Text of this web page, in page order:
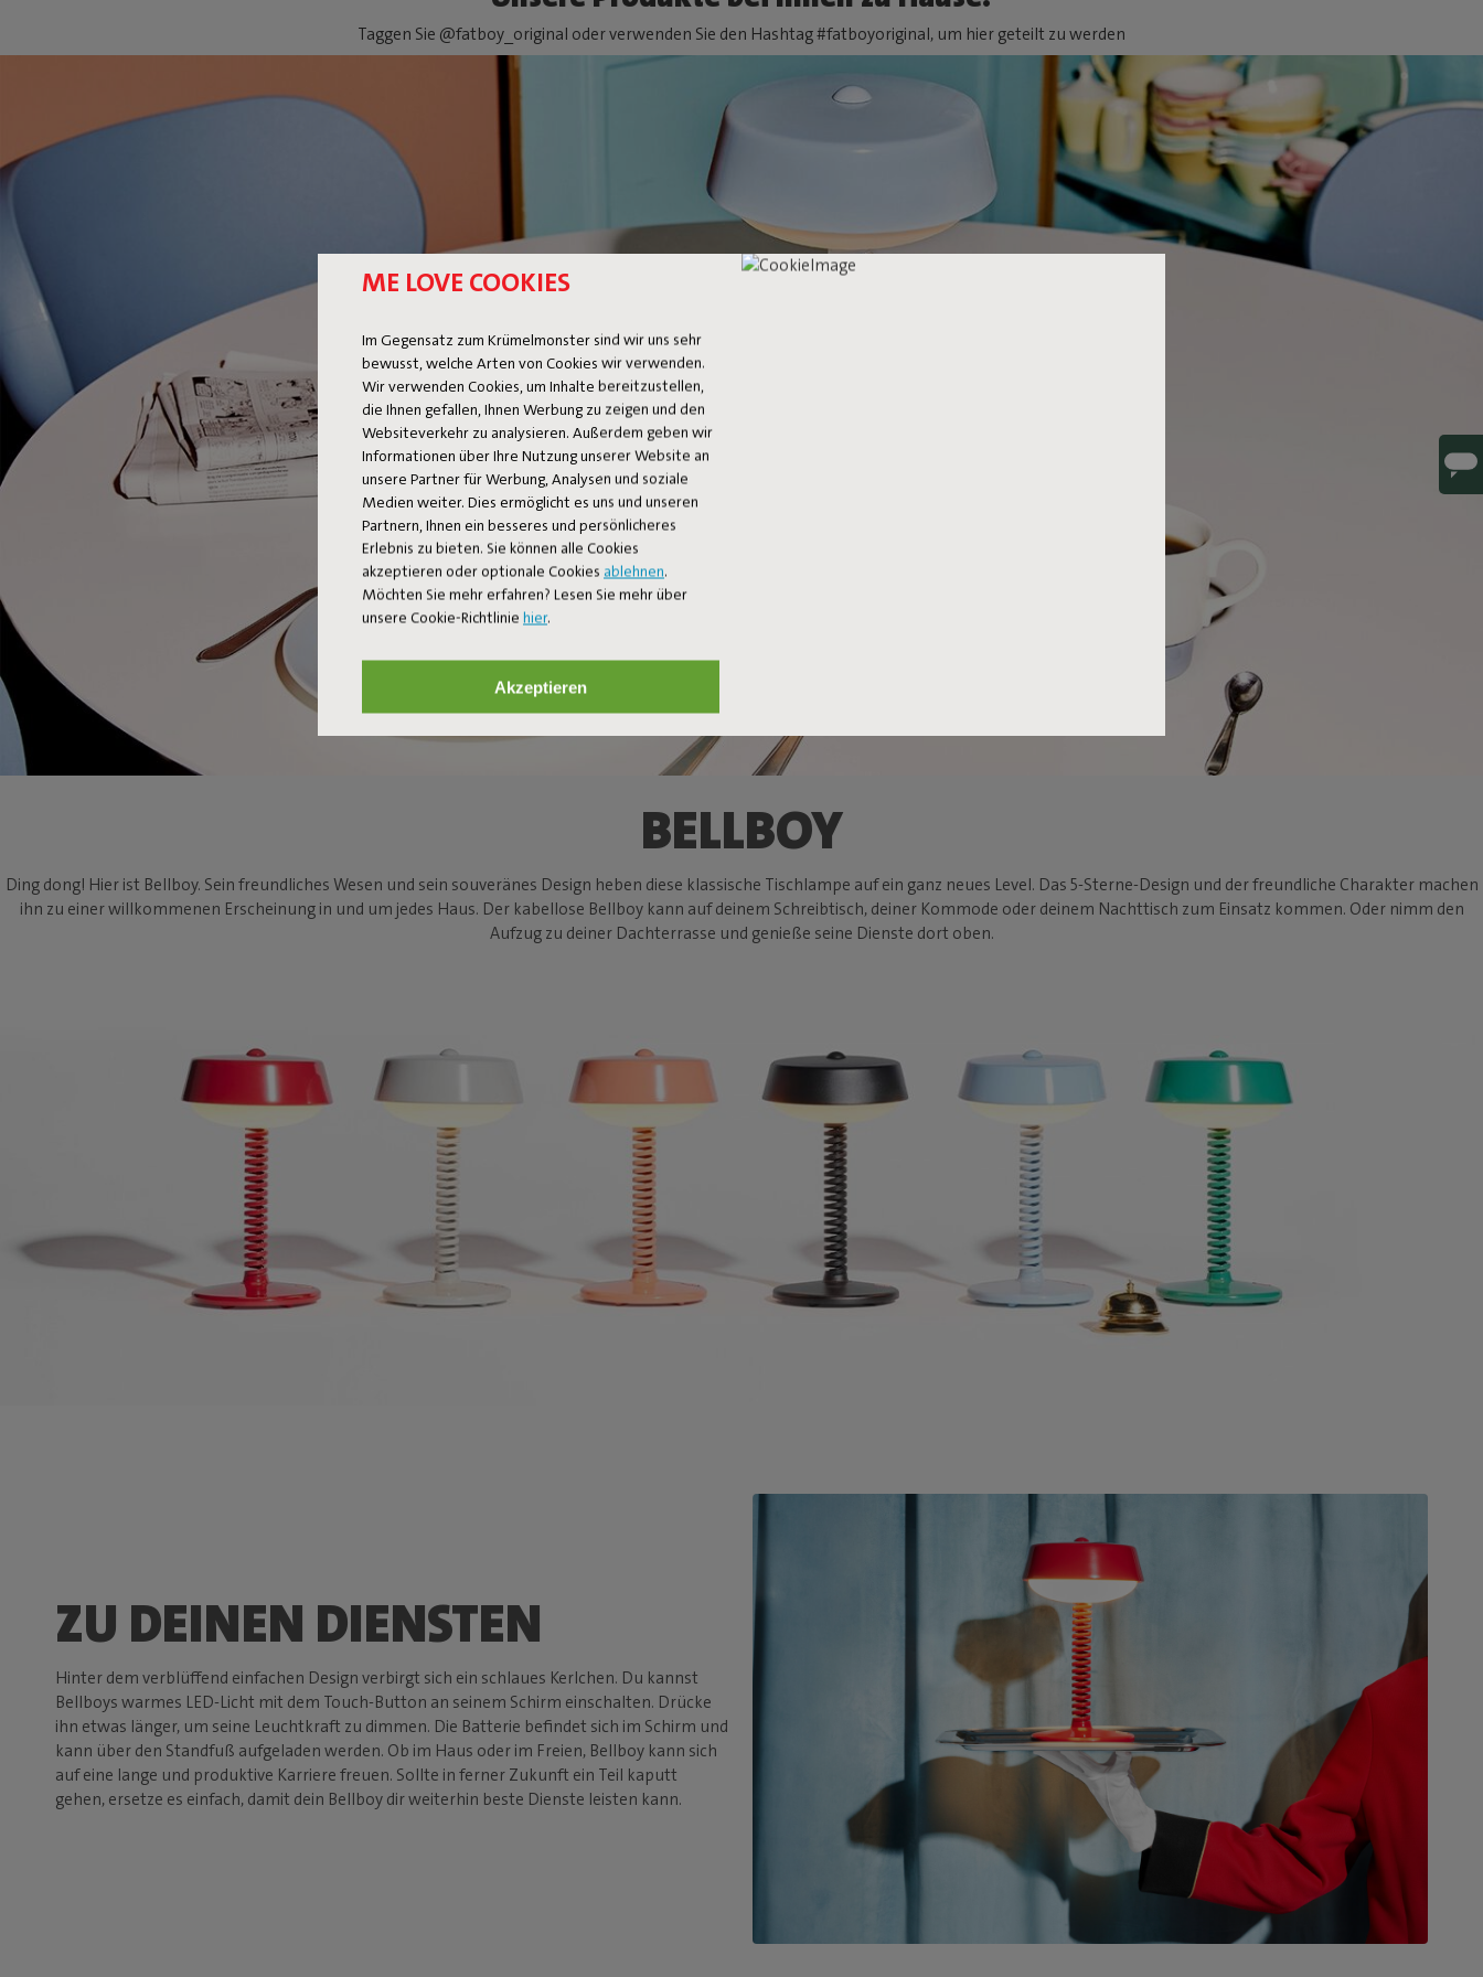
ME LOVE COOKIES
Im Gegensatz zum Krümelmonster sind wir uns sehr
bewusst, welche Arten von Cookies wir verwenden.
Wir verwenden Cookies, um Inhalte bereitzustellen,
die Ihnen gefallen, Ihnen Werbung zu zeigen und den
Websiteverkehr zu analysieren. Außerdem geben wir
Informationen über Ihre Nutzung unserer Website an
unsere Partner für Werbung, Analysen und soziale
Medien weiter. Dies ermöglicht es uns und unseren
Partnern, Ihnen ein besseres und persönlicheres
Erlebnis zu bieten. Sie können alle Cookies
akzeptieren oder optionale Cookies ablehnen.
Möchten Sie mehr erfahren? Lesen Sie mehr über
unsere Cookie-Richtlinie hier.
Akzeptieren
Taggen Sie @fatboy_original oder verwenden Sie den Hashtag #fatboyoriginal, um hier geteilt zu werden
BELLBOY
Ding dong! Hier ist Bellboy. Sein freundliches Wesen und sein souveränes Design heben diese klassische Tischlampe auf ein ganz neues Level. Das 5-Sterne-Design und der freundliche Charakter machen
ihn zu einer willkommenen Erscheinung in und um jedes Haus. Der kabellose Bellboy kann auf deinem Schreibtisch, deiner Kommode oder deinem Nachttisch zum Einsatz kommen. Oder nimm den
Aufzug zu deiner Dachterrasse und genieße seine Dienste dort oben.
ZU DEINEN DIENSTEN
Hinter dem verblüffend einfachen Design verbirgt sich ein schlaues Kerlchen. Du kannst
Bellboys warmes LED-Licht mit dem Touch-Button an seinem Schirm einschalten. Drücke
ihn etwas länger, um seine Leuchtkraft zu dimmen. Die Batterie befindet sich im Schirm und
kann über den Standfuß aufgeladen werden. Ob im Haus oder im Freien, Bellboy kann sich
auf eine lange und produktive Karriere freuen. Sollte in ferner Zukunft ein Teil kaputt
gehen, ersetze es einfach, damit dein Bellboy dir weiterhin beste Dienste leisten kann.